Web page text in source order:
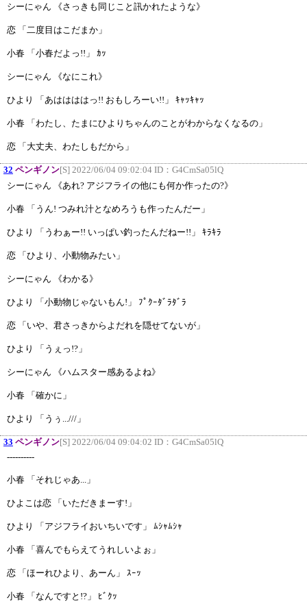
シーにゃん 《さっきも同じこと訊かれたような》
恋 「二度目はこだまか」
小春 「小春だよっ!!」 ｶｯ
シーにゃん 《なにこれ》
ひより 「あははははっ!! おもしろーい!!」 ｷｬｯｷｬｯ
小春 「わたし、たまにひよりちゃんのことがわからなくなるの」
恋 「大丈夫、わたしもだから」
32 ペンギノン[S] 2022/06/04 09:02:04 ID： G4CmSa05lQ
シーにゃん 《あれ? アジフライの他にも何か作ったの?》
小春 「うん! つみれ汁となめろうも作ったんだー」
ひより 「うわぁー!! いっぱい釣ったんだねー!!」 ｷﾗｷﾗ
恋 「ひより、小動物みたい」
シーにゃん 《わかる》
ひより 「小動物じゃないもん!」 ﾌﾟｸｰﾀﾞﾗﾀﾞﾗ
恋 「いや、君さっきからよだれを隠せてないが」
ひより 「うぇっ!?」
シーにゃん 《ハムスター感あるよね》
小春 「確かに」
ひより 「うぅ...///」
33 ペンギノン[S] 2022/06/04 09:04:02 ID： G4CmSa05lQ
----------
小春 「それじゃあ...」
ひよこは恋 「いただきまーす!」
ひより 「アジフライおいちいです」 ﾑｼｬﾑｼｬ
小春 「喜んでもらえてうれしいよぉ」
恋 「ほーれひより、あーん」 ｽｰｯ
小春 「なんですと!?」 ﾋﾞｸｯ